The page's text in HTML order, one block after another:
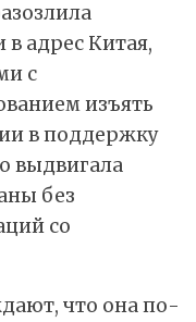
адрес Китая,
с
изъять
в поддержку
выдвигала
без
со
что она по-